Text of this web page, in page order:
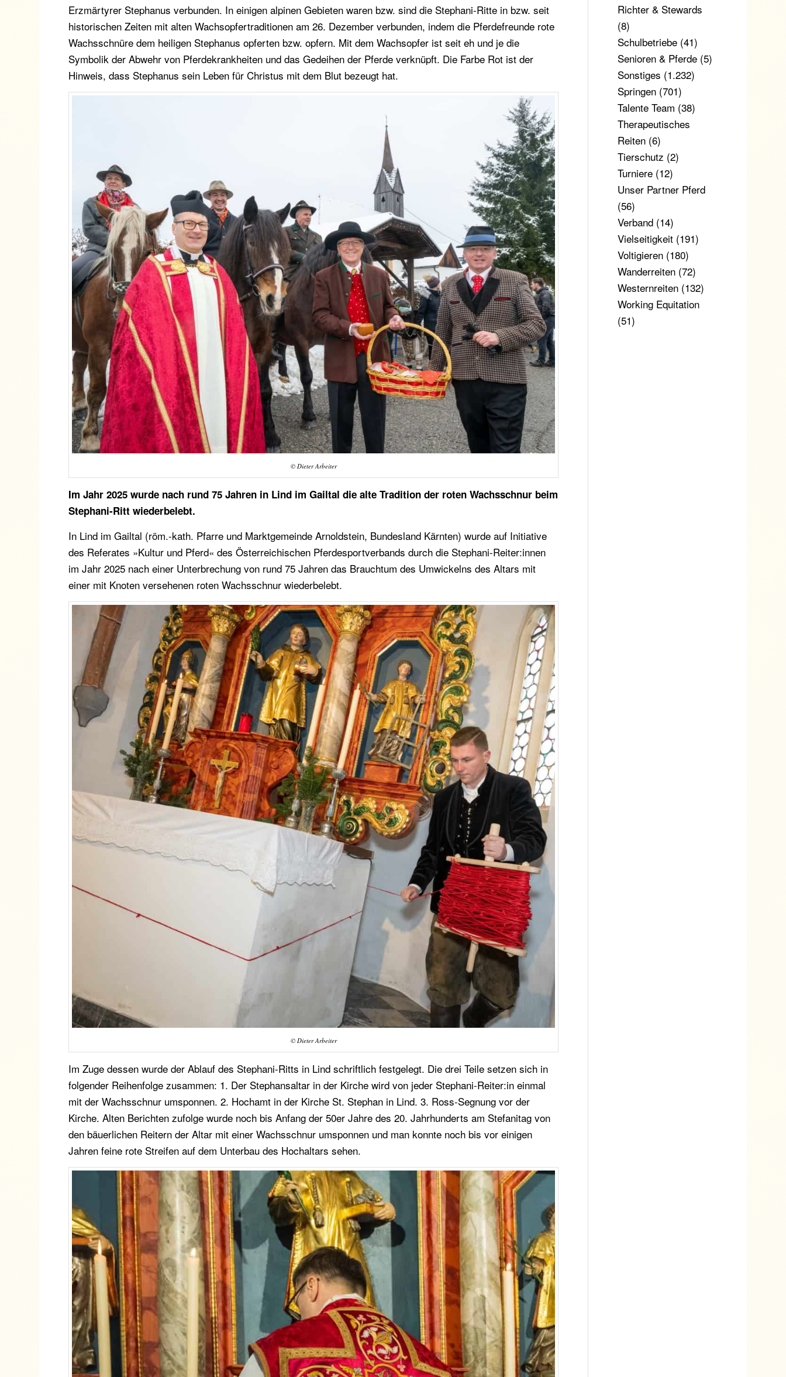
Erzmärtyrer Stephanus verbunden. In einigen alpinen Gebieten waren bzw. sind die Stephani-Ritte in bzw. seit
historischen Zeiten mit alten Wachsopfertraditionen am 26. Dezember verbunden, indem die Pferdefreunde rote
Wachsschnüre dem heiligen Stephanus opferten bzw. opfern. Mit dem Wachsopfer ist seit eh und je die
Symbolik der Abwehr von Pferdekrankheiten und das Gedeihen der Pferde verknüpft. Die Farbe Rot ist der
Hinweis, dass Stephanus sein Leben für Christus mit dem Blut bezeugt hat.
© Dieter Arbeiter
Im Jahr 2025 wurde nach rund 75 Jahren in Lind im Gailtal die alte Tradition der roten Wachsschnur beim
Stephani-Ritt wiederbelebt.
In Lind im Gailtal (röm.-kath. Pfarre und Marktgemeinde Arnoldstein, Bundesland Kärnten) wurde auf Initiative
des Referates »Kultur und Pferd« des Österreichischen Pferdesportverbands durch die Stephani-Reiter:innen
im Jahr 2025 nach einer Unterbrechung von rund 75 Jahren das Brauchtum des Umwickelns des Altars mit
einer mit Knoten versehenen roten Wachsschnur wiederbelebt.
© Dieter Arbeiter
Im Zuge dessen wurde der Ablauf des Stephani-Ritts in Lind schriftlich festgelegt. Die drei Teile setzen sich in
folgender Reihenfolge zusammen: 1. Der Stephansaltar in der Kirche wird von jeder Stephani-Reiter:in einmal
mit der Wachsschnur umsponnen. 2. Hochamt in der Kirche St. Stephan in Lind. 3. Ross-Segnung vor der
Kirche. Alten Berichten zufolge wurde noch bis Anfang der 50er Jahre des 20. Jahrhunderts am Stefanitag von
den bäuerlichen Reitern der Altar mit einer Wachsschnur umsponnen und man konnte noch bis vor einigen
Jahren feine rote Streifen auf dem Unterbau des Hochaltars sehen.
Richter & Stewards
(8)
Schulbetriebe(41)
Senioren & Pferde(5)
Sonstiges (1.232)
Springen(701)
Talente Team (38)
Therapeutisches
Reiten(6)
Tierschutz (2)
Turniere(12)
Unser Partner Pferd
(56)
Verband(14)
Vielseitigkeit(191)
Voltigieren(180)
Wanderreiten(72)
Westernreiten(132)
Working Equitation
(51)